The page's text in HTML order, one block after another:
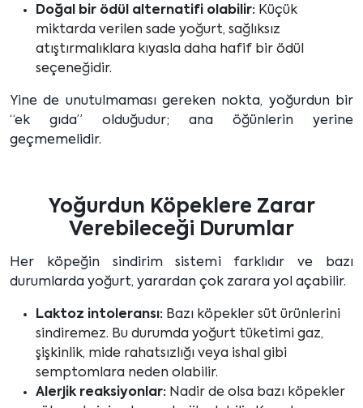
Doğal bir ödül alternatifi olabilir: Küçük
miktarda verilen sade yoğurt, sağlıksız
atıştırmalıklara kıyasla daha hafif bir ödül
seçeneğidir.
Yine de unutulmaması gereken nokta, yoğurdun bir
“ek gıda” olduğudur; ana öğünlerin yerine
geçmemelidir.
Yoğurdun Köpeklere Zarar
Verebileceği Durumlar
Her köpeğin sindirim sistemi farklıdır ve bazı
durumlarda yoğurt, yarardan çok zarara yol açabilir.
Laktoz intoleransı: Bazı köpekler süt ürünlerini
sindiremez. Bu durumda yoğurt tüketimi gaz,
şişkinlik, mide rahatsızlığı veya ishal gibi
semptomlara neden olabilir.
Alerjik reaksiyonlar: Nadir de olsa bazı köpekler